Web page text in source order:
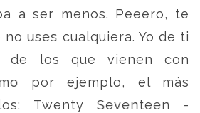
a ser menos. Peeero, te
uses cualquiera. Yo de ti
de los que vienen con
por ejemplo, el más
Twenty Seventeen -